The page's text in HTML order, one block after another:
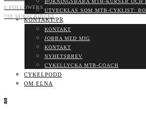
0 FOLLOWERS
710 SUBSCRIBERS
BOKNINGSBARA MTB-KURSER OCH
UTVECKLAS SOM MTB-CYKLIST:
KONTAKT/PR
KONTAKT
JOBBA MED MIG
KONTAKT
NYHETSBREV
CYKELLYCKA MTB-COACH
CYKELPODD
OM ELNA
0